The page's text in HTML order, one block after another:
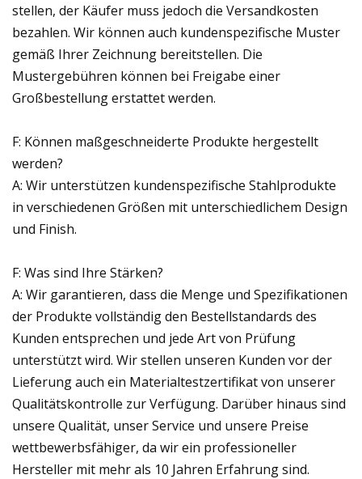
stellen, der Käufer muss jedoch die Versandkosten
bezahlen. Wir können auch kundenspezifische Muster
gemäß Ihrer Zeichnung bereitstellen. Die
Mustergebühren können bei Freigabe einer
Großbestellung erstattet werden.
F: Können maßgeschneiderte Produkte hergestellt
werden?
A: Wir unterstützen kundenspezifische Stahlprodukte
in verschiedenen Größen mit unterschiedlichem Design
und Finish.
F: Was sind Ihre Stärken?
A: Wir garantieren, dass die Menge und Spezifikationen
der Produkte vollständig den Bestellstandards des
Kunden entsprechen und jede Art von Prüfung
unterstützt wird. Wir stellen unseren Kunden vor der
Lieferung auch ein Materialtestzertifikat von unserer
Qualitätskontrolle zur Verfügung. Darüber hinaus sind
unsere Qualität, unser Service und unsere Preise
wettbewerbsfähiger, da wir ein professioneller
Hersteller mit mehr als 10 Jahren Erfahrung sind.